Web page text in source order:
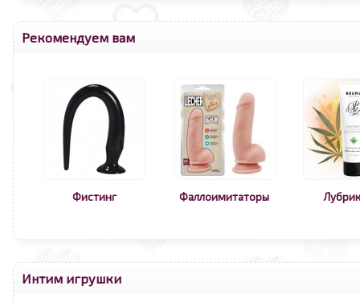
Рекомендуем вам
Фистинг Фаллоимитаторы
Интим игрушки